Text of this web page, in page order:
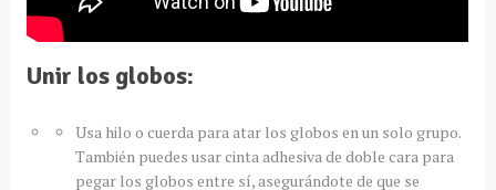
Unir los globos:
Usa hilo o cuerda para atar los globos en un solo grupo.
También puedes usar cinta adhesiva de doble cara para
pegar los globos entre sí, asegurándote de que se